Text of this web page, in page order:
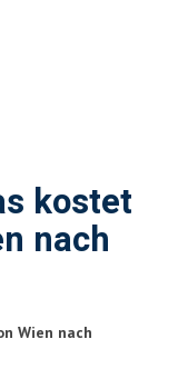
kostet
nach
Wien nach